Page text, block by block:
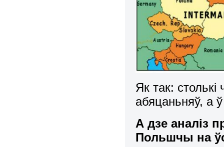
Як так:
абяцаньняў, а
А дзе аналіз
Польшчы на